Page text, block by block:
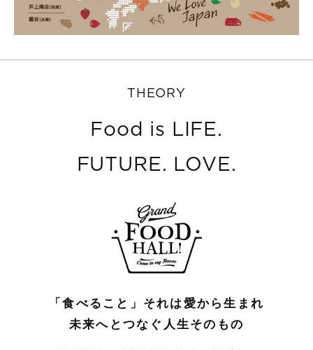
THEORY
Food is LIFE.
FUTURE. LOVE.
「食べること」それは愛から生まれ
未来へとつなぐ人生そのもの